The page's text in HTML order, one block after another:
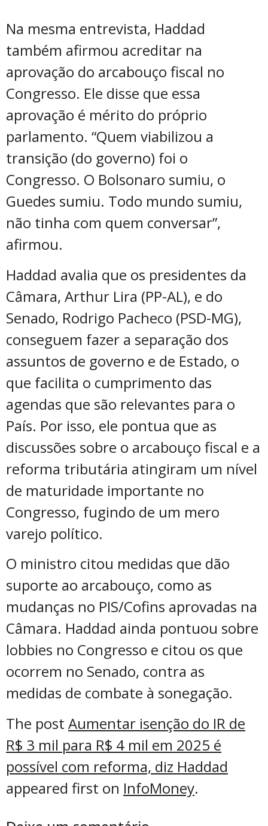
Na mesma entrevista, Haddad
também afirmou acreditar na
aprovação do arcabouço fiscal no
Congresso. Ele disse que essa
aprovação é mérito do próprio
parlamento. “Quem viabilizou a
transição (do governo) foi o
Congresso. O Bolsonaro sumiu, o
Guedes sumiu. Todo mundo sumiu,
não tinha com quem conversar”,
afirmou.
Haddad avalia que os presidentes da
Câmara, Arthur Lira (PP-AL), e do
Senado, Rodrigo Pacheco (PSD-MG),
conseguem fazer a separação dos
assuntos de governo e de Estado, o
que facilita o cumprimento das
agendas que são relevantes para o
País. Por isso, ele pontua que as
discussões sobre o arcabouço fiscal e a
reforma tributária atingiram um nível
de maturidade importante no
Congresso, fugindo de um mero
varejo político.
O ministro citou medidas que dão
suporte ao arcabouço, como as
mudanças no PIS/Cofins aprovadas na
Câmara. Haddad ainda pontuou sobre
lobbies no Congresso e citou os que
ocorrem no Senado, contra as
medidas de combate à sonegação.
The post Aumentar isenção do IR de
R$ 3 mil para R$ 4 mil em 2025 é
possível com reforma, diz Haddad
appeared first on InfoMoney.